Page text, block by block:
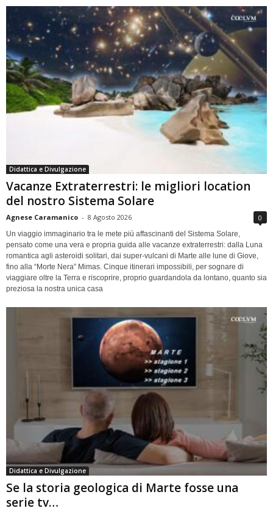
Didattica e Divulgazione
Vacanze Extraterrestri: le migliori location
del nostro Sistema Solare
Agnese Caramanico - 8 Agosto 2026 0
Un viaggio immaginario tra le mete più affascinanti del Sistema Solare,
pensato come una vera e propria guida alle vacanze extraterrestri: dalla Luna
romantica agli asteroidi solitari, dai super-vulcani di Marte alle lune di Giove,
fino alla “Morte Nera” Mimas. Cinque itinerari impossibili, per sognare di
viaggiare oltre la Terra e riscoprire, proprio guardandola da lontano, quanto sia
preziosa la nostra unica casa
Didattica e Divulgazione
Se la storia geologica di Marte fosse una
serie tv…